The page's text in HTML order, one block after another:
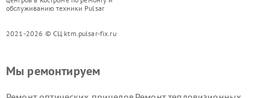
обслуживанию техники Pulsar
2021-2026 © СЦ ktm.pulsar-fix.ru
Мы ремонтируем